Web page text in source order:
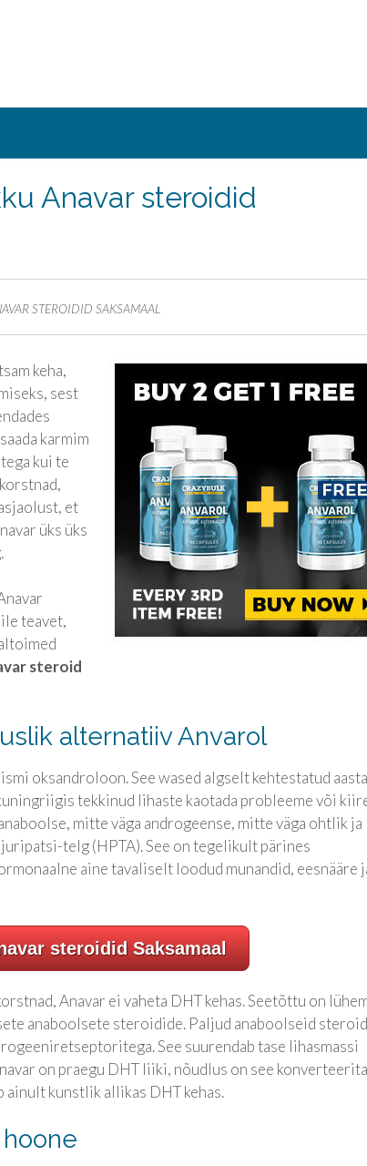
Anavar steroidid
STEROIDID SAKSAMAAL
keha,
sest
karmim
kui te
et
üks üks
teavet,
steroid
alternatiiv Anvarol
oksandroloon. See wased algselt kehtestatud
tekkinud lihaste kaotada probleeme või
mitte väga androgeense, mitte väga ohtlik ja
telg (HPTA). See on tegelikult pärines
aine tavaliselt loodud munandid, eesnääre
steroidid Saksamaal
Anavar ei vaheta DHT kehas. Seetõttu on
anaboolsete steroidide. Paljud anaboolseid
See suurendab tase lihasmassi
on praegu DHT liiki, nõudlus on see
kunstlik allikas DHT kehas.